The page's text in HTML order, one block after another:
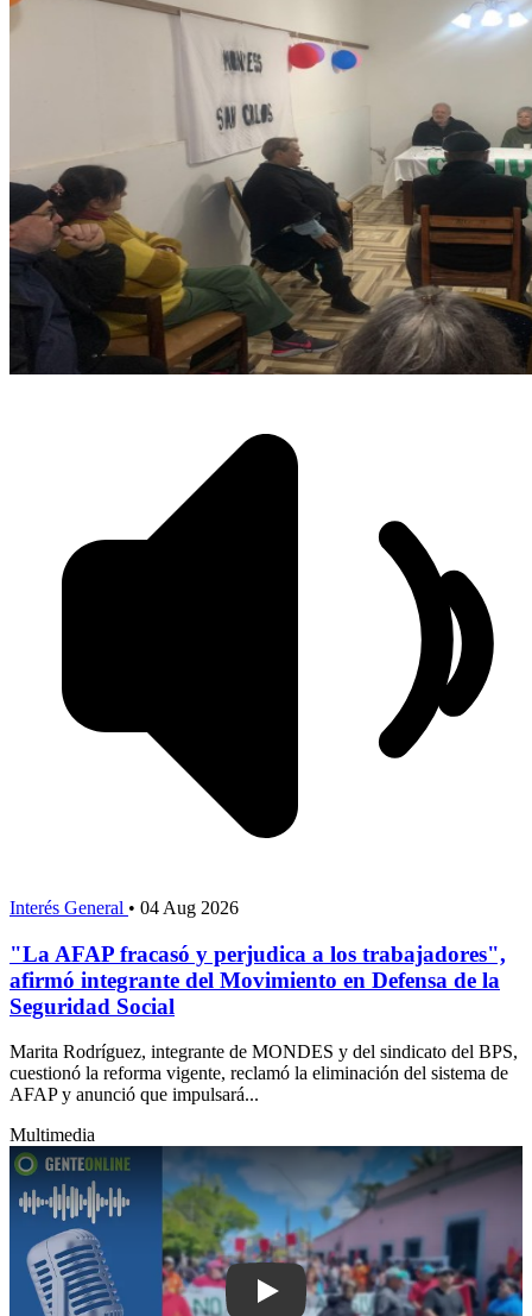
Interés General • 04 Aug 2026
"La AFAP fracasó y perjudica a los trabajadores",
afirmó integrante del Movimiento en Defensa de la
Seguridad Social
Marita Rodríguez, integrante de MONDES y del sindicato del BPS,
cuestionó la reforma vigente, reclamó la eliminación del sistema de
AFAP y anunció que impulsará...
Multimedia
Play: Paro del Sunca Maldonado: